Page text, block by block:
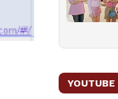
YOUTUBE